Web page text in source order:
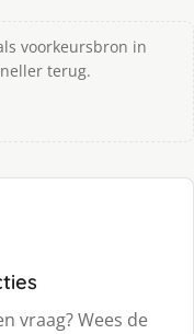
voorkeursbron in
terug.
vraag? Wees de